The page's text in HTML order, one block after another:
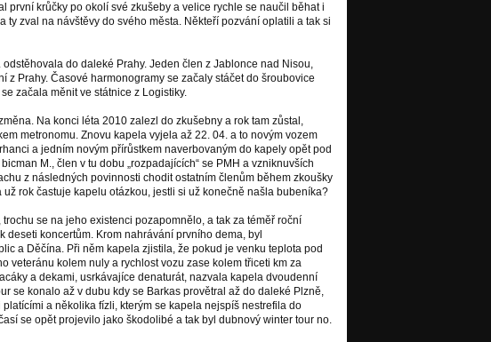
první krůčky po okolí své zkušeby a velice rychle se naučil běhat i
zval na návštěvy do svého města. Někteří pozvání oplatili a tak si
do daleké Prahy. Jeden člen z Jablonce nad Nisou,
Prahy. Časové harmonogramy se začaly stáčet do šroubovice
začala měnit ve státnice z Logistiky.
Na konci léta 2010 zalezl do zkušebny a rok tam zůstal,
metronomu. Znovu kapela vyjela až 22. 04. a to novým vozem
a jedním novým přírůstkem naverbovaným do kapely opět pod
M., člen v tu dobu „rozpadajících“ se PMH a vzniknuvších
z následných povinnosti chodit ostatním členům během zkoušky
rok častuje kapelu otázkou, jestli si už konečně našla bubeníka?
se na jeho existenci pozapomnělo, a tak za téměř roční
koncertům. Krom nahrávání prvního dema, byl
a Děčína. Při něm kapela zjistila, že pokud je venku teplota pod
veteránu kolem nuly a rychlost vozu zase kolem třiceti km za
a dekami, usrkávajíce denaturát, nazvala kapela dvoudenní
se konalo až v dubu kdy se Barkas provětral až do daleké Plzně,
a několika fízli, kterým se kapela nejspíš nestrefila do
se opět projevilo jako škodolibé a tak byl dubnový winter tour no.